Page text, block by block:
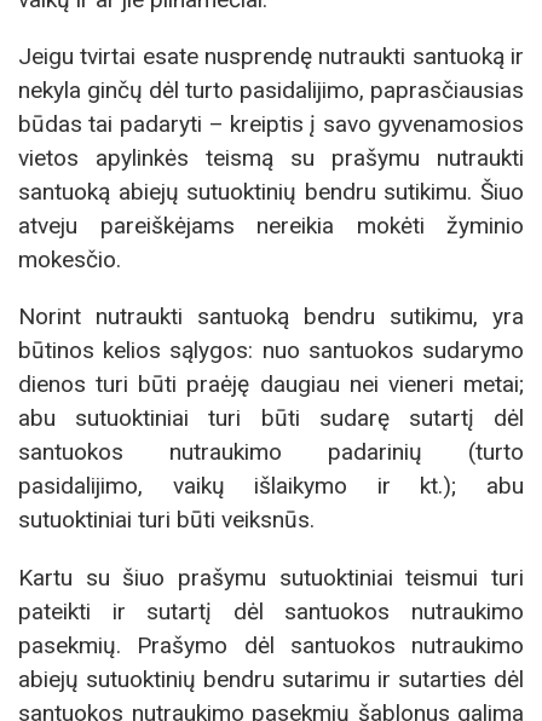
Jeigu tvirtai esate nusprendę nutraukti santuoką ir
nekyla ginčų dėl turto pasidalijimo, paprasčiausias
būdas tai padaryti – kreiptis į savo gyvenamosios
vietos apylinkės teismą su prašymu nutraukti
santuoką abiejų sutuoktinių bendru sutikimu. Šiuo
atveju pareiškėjams nereikia mokėti žyminio
mokesčio.
Norint nutraukti santuoką bendru sutikimu, yra
būtinos kelios sąlygos: nuo santuokos sudarymo
dienos turi būti praėję daugiau nei vieneri metai;
abu sutuoktiniai turi būti sudarę sutartį dėl
santuokos nutraukimo padarinių (turto
pasidalijimo, vaikų išlaikymo ir kt.); abu
sutuoktiniai turi būti veiksnūs.
Kartu su šiuo prašymu sutuoktiniai teismui turi
pateikti ir sutartį dėl santuokos nutraukimo
pasekmių. Prašymo dėl santuokos nutraukimo
abiejų sutuoktinių bendru sutarimu ir sutarties dėl
santuokos nutraukimo pasekmių šablonus galima